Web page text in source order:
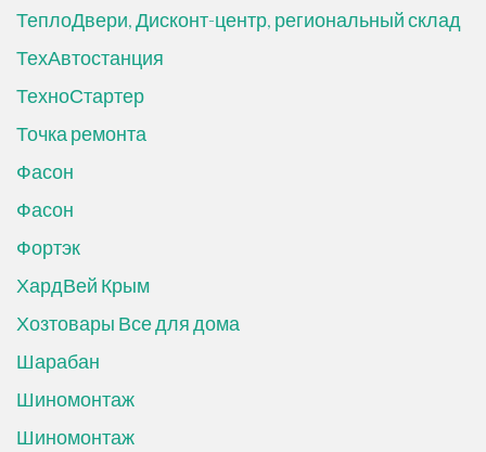
ТеплоДвери, Дисконт-центр, региональный склад
ТехАвтостанция
ТехноСтартер
Точка ремонта
Фасон
Фасон
Фортэк
ХардВей Крым
Хозтовары Все для дома
Шарабан
Шиномонтаж
Шиномонтаж